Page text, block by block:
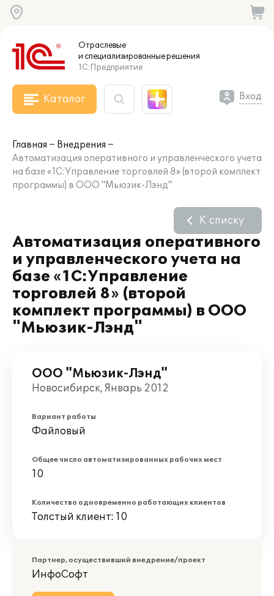
Отраслевые
и специализированныерешения
1С:Предприятие
Каталог Вход
Главная
Внедрения
Автоматизация оперативного и управленческого учета
на базе «1С:Управление торговлей 8» (второй комплект
программы) в ООО "Мьюзик-Лэнд"
Автоматизация оперативного
и управленческого учета на
базе «1С:Управление
торговлей 8» (второй
комплект программы) в ООО
"Мьюзик-Лэнд"
К списку
ООО "Мьюзик-Лэнд"
Новосибирск, Январь 2012
Вариант работы
Файловый
Общее число автоматизированных рабочих мест
10
Количество одновременно работающих клиентов
Толстый клиент: 10
Партнер, осуществивший внедрение/проект
ИнфоСофт